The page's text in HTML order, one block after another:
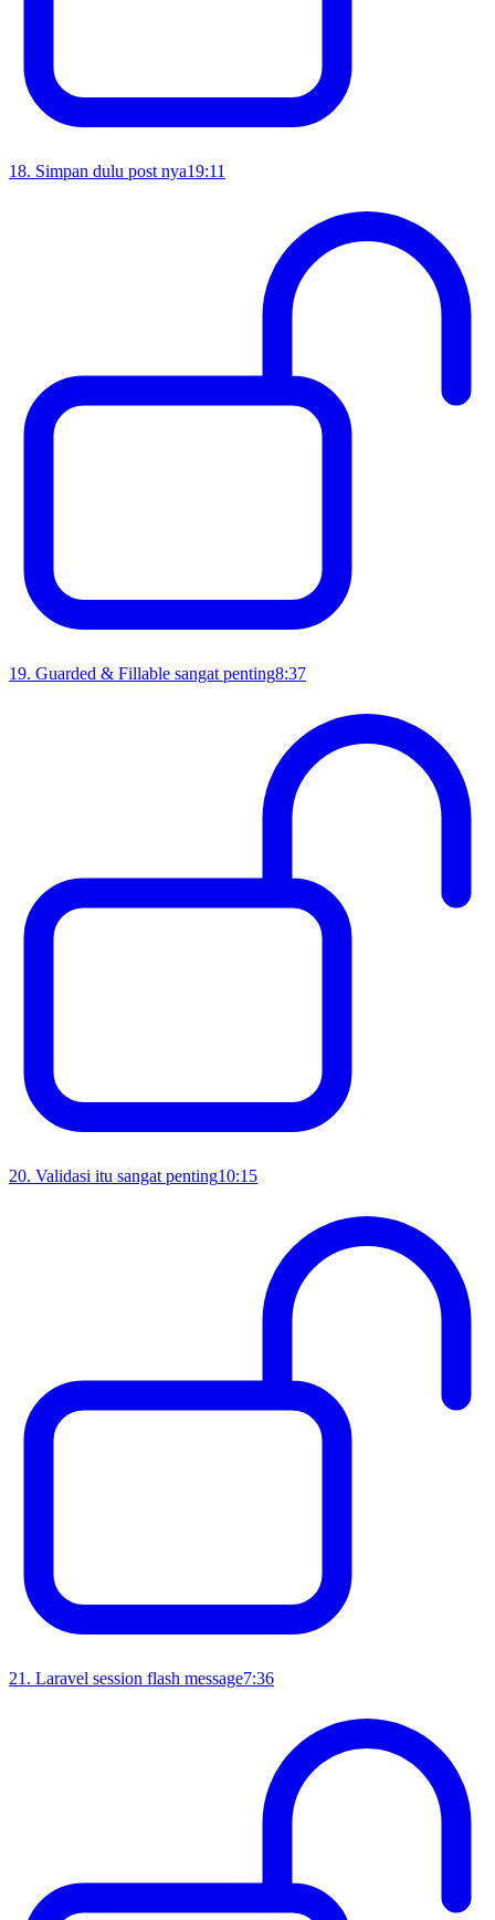
18. Simpan dulu post nya19:11
19. Guarded & Fillable sangat penting8:37
20. Validasi itu sangat penting10:15
21 . Laravel session flash message7:36